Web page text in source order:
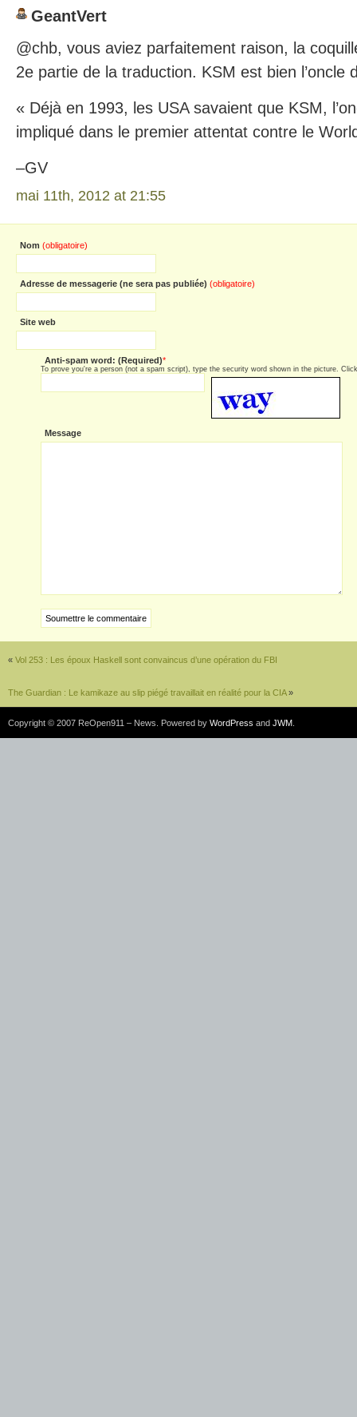
GeantVert
@chb, vous aviez parfaitement raison, la
2e partie de la traduction. KSM est bien l’oncle
« Déjà en 1993, les USA savaient que KSM,
impliqué dans le premier attentat contre le
–GV
mai 11th, 2012 at 21:55
Nom (obligatoire)
Adresse de messagerie (ne sera pas publiée) (obligatoire)
Site web
Anti-spam word: (Required)*
To prove you're a person (not a spam script), type the security word shown in the picture.
Message
« Vol 253 : Les époux Haskell sont convaincus d’une opération du FBI
The Guardian : Le kamikaze au slip piégé travaillait en réalité pour la CIA»
Copyright © 2007 ReOpen911 – News. Powered by WordPress and JWM